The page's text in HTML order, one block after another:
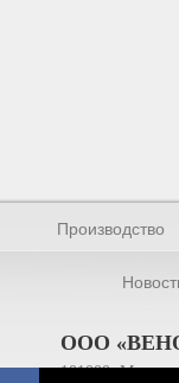
Производство
ООО
101000,